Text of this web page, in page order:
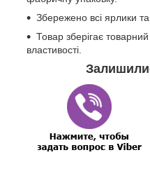
Збережено всі ярлики
Товар зберігає товарний
властивості.